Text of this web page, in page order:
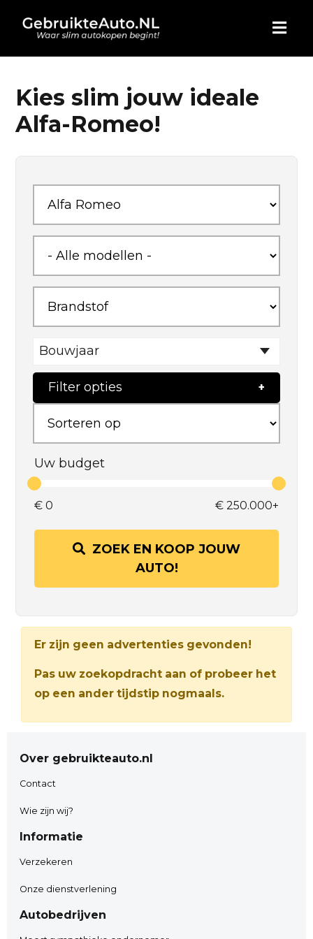
HOME
AUTO KOPEN
BLOG
WIE ZIJN WIJ
CONTACT
Kies slim jouw ideale
Alfa-Romeo!
Bouwjaar
Filter opties
Uw budget
€ 0 € 250.000+
ZOEK EN KOOP JOUW
AUTO!
Er zijn geen advertenties gevonden!
Pas uw zoekopdracht aan of probeer het
op een ander tijdstip nogmaals.
Over gebruikteauto.nl
Contact
Wie zijn wij?
Informatie
Verzekeren
Onze dienstverlening
Autobedrijven